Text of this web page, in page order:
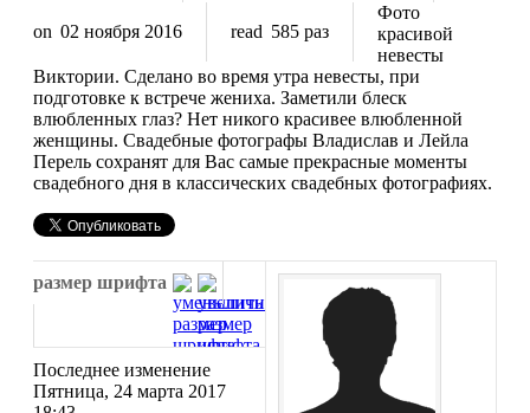
on 02 ноября 2016 read 585 раз
Фото
красивой
невесты
Виктории. Сделано во время утра невесты, при
подготовке к встрече жениха. Заметили блеск
влюбленных глаз? Нет никого красивее влюбленной
женщины. Свадебные фотографы Владислав и Лейла
Перель сохранят для Вас самые прекрасные моменты
свадебного дня в классических свадебных фотографиях.
размер шрифта
Последнее изменение
Пятница, 24 марта 2017